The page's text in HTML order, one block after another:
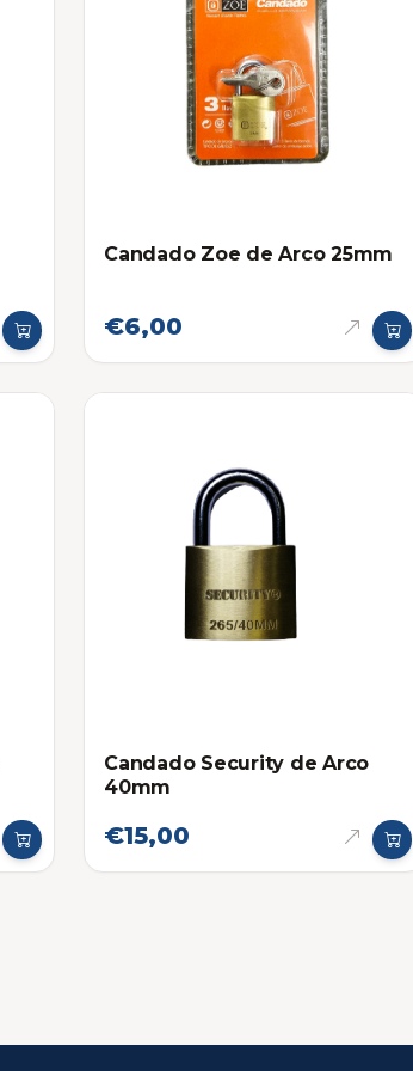
Candado Zoe de Arco 25mm
€6,00
Candado Security de Arco
40mm
€15,00